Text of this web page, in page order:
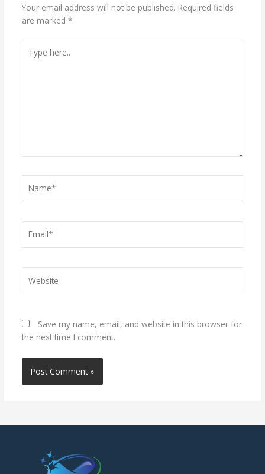
Your email address will not be published. Required fields
are marked *
here..
Save my name, email, and website in this browser for
the next time I comment.